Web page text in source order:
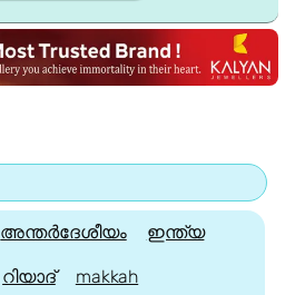
അന്തർദേശീയം ഇന്ത്യ
റിയാദ് makkah